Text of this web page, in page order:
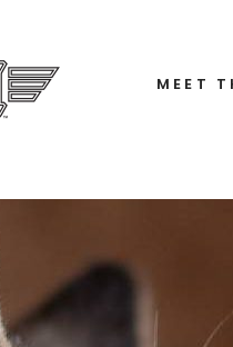
Radar SalonMEET